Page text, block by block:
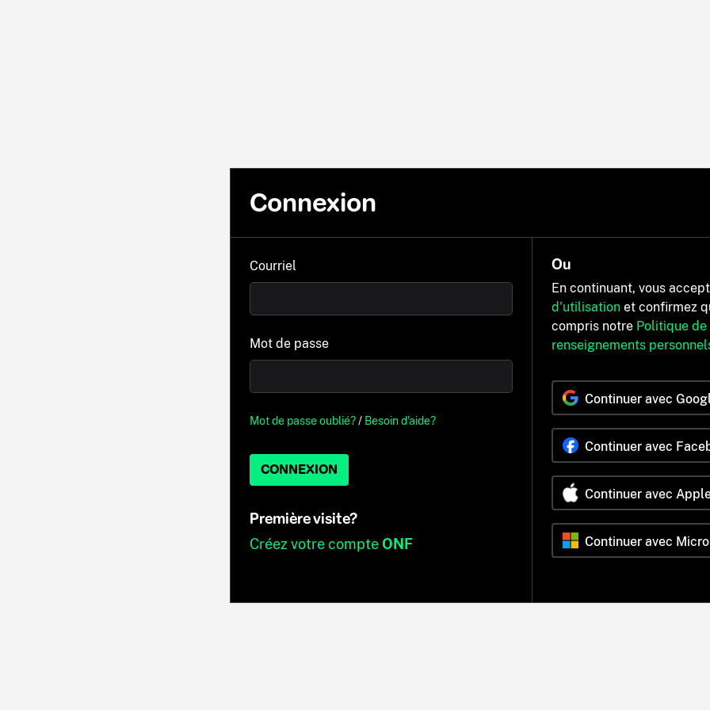
Connexion
Courriel
Mot de passe
Mot de passe oublié?/ Besoin d'aide?
CONNEXION
Première visite?
Créez votre compteONF
Ou
En continuant, vous
d'utilisation et confirmez
compris notre Politique
renseignements
Continuer avec
Continuer avec
Continuer avec
Continuer avec